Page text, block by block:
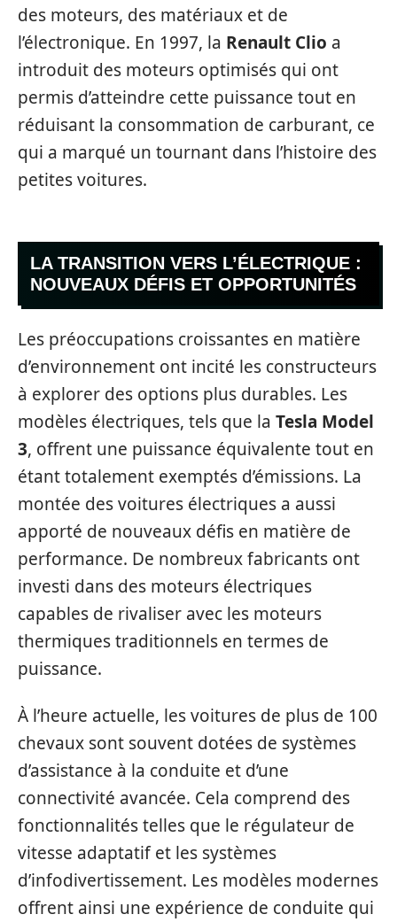
des moteurs, des matériaux et de
l’électronique. En 1997, la Renault Clio a
introduit des moteurs optimisés qui ont
permis d’atteindre cette puissance tout en
réduisant la consommation de carburant, ce
qui a marqué un tournant dans l’histoire des
petites voitures.
LA TRANSITION VERS L’ÉLECTRIQUE :
NOUVEAUX DÉFIS ET OPPORTUNITÉS
Les préoccupations croissantes en matière
d’environnement ont incité les constructeurs
à explorer des options plus durables. Les
modèles électriques, tels que la Tesla Model
3, offrent une puissance équivalente tout en
étant totalement exemptés d’émissions. La
montée des voitures électriques a aussi
apporté de nouveaux défis en matière de
performance. De nombreux fabricants ont
investi dans des moteurs électriques
capables de rivaliser avec les moteurs
thermiques traditionnels en termes de
puissance.
À l’heure actuelle, les voitures de plus de 100
chevaux sont souvent dotées de systèmes
d’assistance à la conduite et d’une
connectivité avancée. Cela comprend des
fonctionnalités telles que le régulateur de
vitesse adaptatif et les systèmes
d’infodivertissement. Les modèles modernes
offrent ainsi une expérience de conduite qui